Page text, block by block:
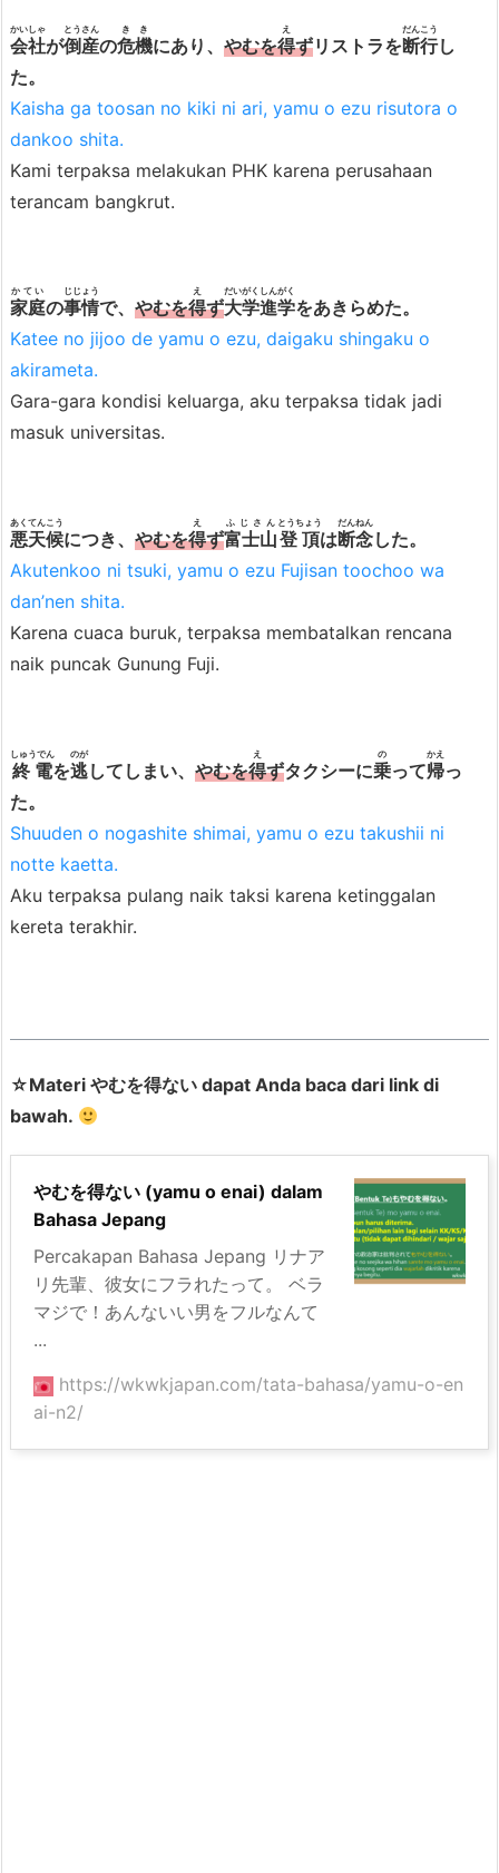
会社
かいしゃ
が倒産
とうさん
の危機
きき
にあり、 やむを得
え
ずリストラを断行
だんこう
し
た。
Kaisha ga toosan no kiki ni ari, yamu o ezu risutora o
dankoo shita.
Kami terpaksa melakukan PHK karena perusahaan
terancam bangkrut.
家庭
かてい
の事情
じじょう
で、 やむを得
え
ず大学
だいがく
進学
しんがく
をあきらめた。
Katee no jijoo de yamu o ezu, daigaku shingaku o
akirameta.
Gara-gara kondisi keluarga, aku terpaksa tidak jadi
masuk universitas.
悪天候
あくてんこう
につき、 やむを得
え
ず富士山
ふじさん
登頂
とうちょう
は断念
だんねん
した。
Akutenkoo ni tsuki, yamu o ezu Fujisan toochoo wa
dan’nen shita.
Karena cuaca buruk, terpaksa membatalkan rencana
naik puncak Gunung Fuji.
終電
しゅうでん
を逃
のが
してしまい、 やむを得
え
ずタクシーに乗
の
って帰
かえ
っ
た。
Shuuden o nogashite shimai, yamu o ezu takushii ni
notte kaetta.
Aku terpaksa pulang naik taksi karena ketinggalan
kereta terakhir.
☆Materi やむを得ない dapat Anda baca dari link di
bawah.
やむを得ない (yamu o enai) dalam
Bahasa Jepang
Percakapan Bahasa Jepang リナア
リ先輩、彼女にフラれたって。 ベラ
マジで！あんないい男をフルなんて
...
https://wkwkjapan.com/tata-bahasa/yamu-o-en
ai-n2/